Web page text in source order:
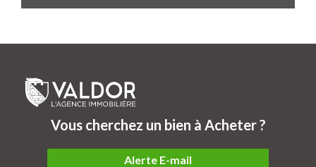
Vous cherchez un bien à Acheter ?
Alerte E-mail